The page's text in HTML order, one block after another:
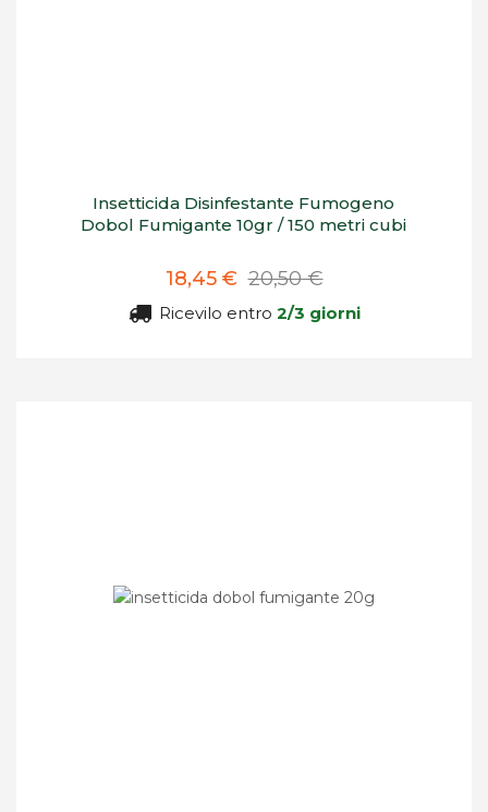
Insetticida Disinfestante Fumogeno
Dobol Fumigante 10gr / 150 metri cubi
18,45 € 20,50 €
Ricevilo entro 2/3 giorni